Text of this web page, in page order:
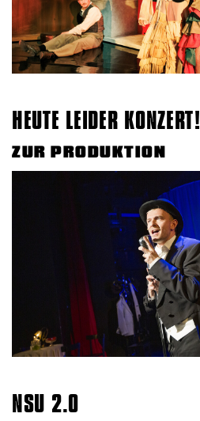
HEUTE LEIDER KONZERT!
ZUR PRODUKTION
NSU 2.0